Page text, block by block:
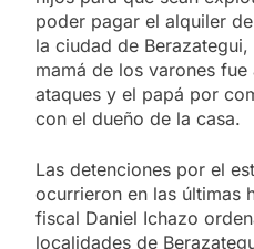
poder pagar el alquiler
la ciudad de Berazategui,
mamá de los varones
ataques y el papá por
con el dueño de la casa.
Las detenciones por el
ocurrieron en las últimas
fiscal Daniel Ichazo
localidades de